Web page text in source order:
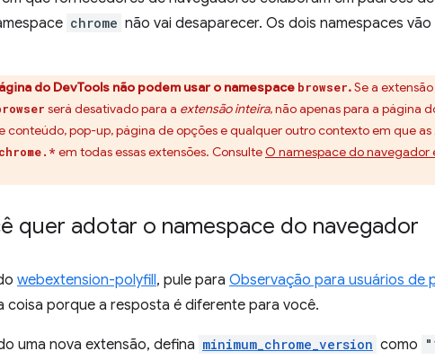
chrome não vai desaparecer. Os dois namespaces
do DevTools não podem usar o namespace browser.Se a
será desativado para a extensão inteira, não apenas para a página
conteúdo, pop-up, página de opções e qualquer outro contexto em que as
chrome.* em todas essas extensões. ConsulteO namespace do navegador
quer adotar o namespace do navegador
webextension-polyfill, pule para Observação para usuários de
coisa porque a resposta é diferente para você.
uma nova extensão, defina minimum_chrome_version como